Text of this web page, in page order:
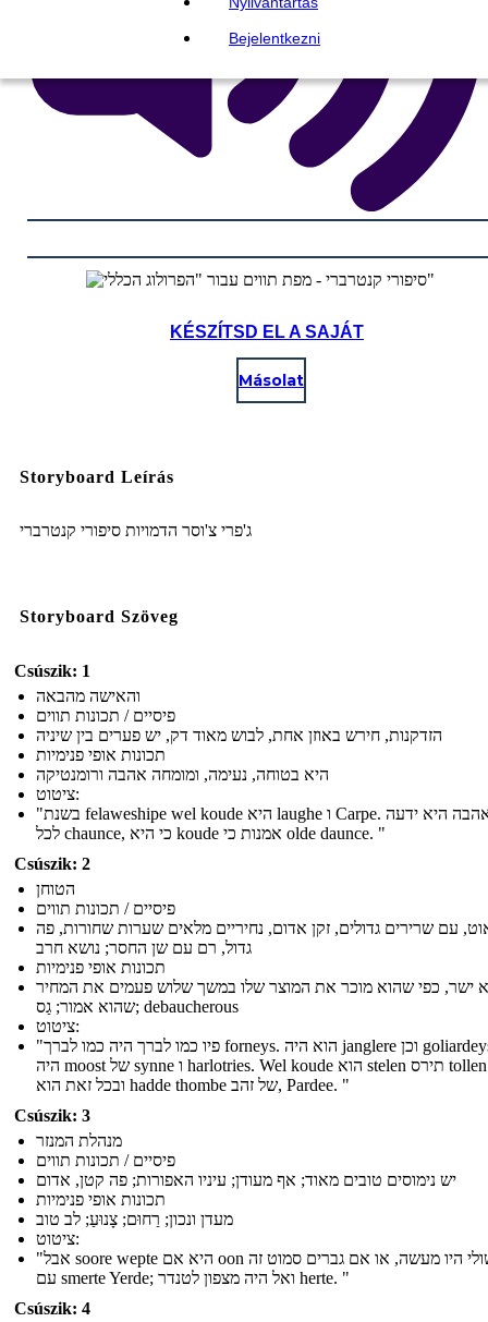
Bejelentkezni
KÉSZÍTSD EL A SAJÁT
Másolat
Storyboard Leírás
ג'פרי צ'וסר הדמויות סיפורי קנטרברי
Storyboard Szöveg
Csúszik: 1
והאישה מהבאה
פיסיים / תכונות תווים
הזדקנות, חירש באוזן אחת, לבוש מאוד דק, יש פערים בין שיניה
תכונות אופי פנימיות
היא בטוחה, נעימה, ומומחה אהבה ורומנטיקה
ציטוט:
"בשנת felaweshipe wel koude היא laughe ו Carpe. סעדי אהבה היא ידעה
לכל chaunce, כי היא koude אמנות כי olde daunce. "
Csúszik: 2
הטוחן
פיסיים / תכונות תווים
עם שרירים גדולים, זקן אדום, נחיריים מלאים שערות שחורות, פה
גדול, רם עם שן החסר; נושא חרב
תכונות אופי פנימיות
ישר, כפי שהוא מוכר את המוצר שלו במשך שלוש פעמים את המחיר
שהוא אמור; גַס; debaucherous
ציטוט:
"פיו כמו לברך היה כמו לברך forneys. הוא היה janglere וכן goliardeys, וזה
היה moost של synne ו harlotries. Wel koude הוא stelen תירס tollen thries;
ובכל זאת הוא hadde thombe של זהב, Pardee. "
Csúszik: 3
מנהלת המנזר
פיסיים / תכונות תווים
יש נימוסים טובים מאוד; אף מעודן; עיניו האפורות; פה קטן, אדום
תכונות אופי פנימיות
מעדן ונכון; רַחוּם; צָנוּעַ; לב טוב
ציטוט:
"אבל soore wepte היא אם oon של שולי היו מעשה, או אם גברים סמוט זה
עם smerte Yerde; ואל היה מצפון לטנדר herte. "
Csúszik: 4